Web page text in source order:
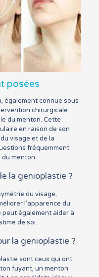
posées
également connue sous
chirurgicale
du menton. Cette
en raison de son
visage et de la
fréquemment
menton :
la genioplastie ?
du visage,
l’apparence du
peut également aider à
de soi.
la genioplastie ?
sont ceux qui ont
fuyant, un menton